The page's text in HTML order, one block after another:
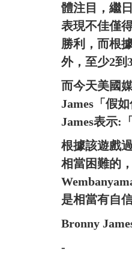
體注目，繼
表現不佳僅
勝利，而根
外，至少2到
而今天美國
James「假
James表示:
根據該遊戲
相當困難的
是相當有自信
Bronny
-